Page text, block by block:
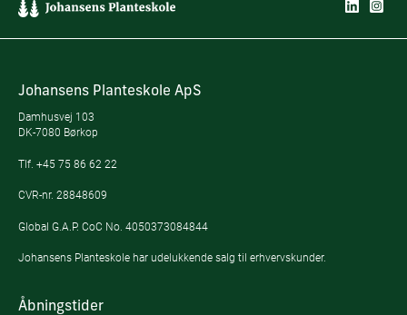
Johansens Planteskole ApS
Damhusvej 103
DK-7080 Børkop
Tlf. +45 75 86 62 22
CVR-nr. 28848609
Global G.A.P. CoC No. 4050373084844
Johansens Planteskole har udelukkende salg til erhvervskunder.
Åbningstider